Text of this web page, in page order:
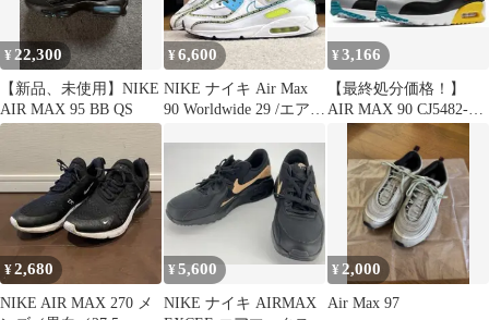
¥ 22,300
【新品、未使用】NIKE
AIR MAX 95 BB QS
¥6,600
NIKE ナイキ Air Max
90 Worldwide 29 /エアマ
¥3,166
【最終処分価格！】
AIR MAX 90 CJ5482-
100 27cm
¥2,680
NIKE AIR MAX 270 メ
¥5,600
NIKE ナイキ AIRMAX
¥ 2,000
Air Max 97